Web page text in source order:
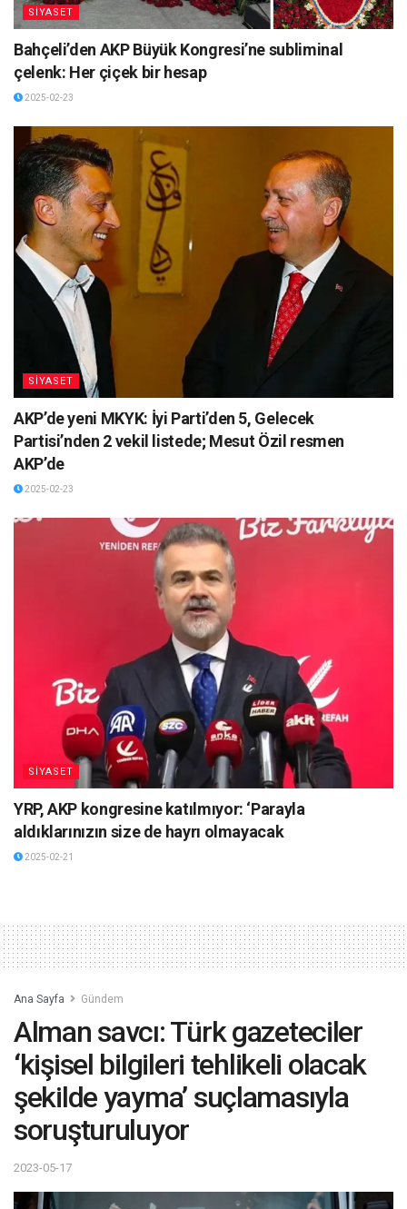
SİYASET
Bahçeli’den AKP Büyük Kongresi’ne subliminal
çelenk: Her çiçek bir hesap
2025-02-23
SİYASET
AKP’de yeni MKYK: İyi Parti’den 5, Gelecek
Partisi’nden 2 vekil listede; Mesut Özil resmen
AKP’de
2025-02-23
SİYASET
YRP, AKP kongresine katılmıyor: ‘Parayla
aldıklarınızın size de hayrı olmayacak
2025-02-21
Ana Sayfa Gündem
Alman savcı: Türk gazeteciler
‘kişisel bilgileri tehlikeli olacak
şekilde yayma’ suçlamasıyla
soruşturuluyor
2023-05-17